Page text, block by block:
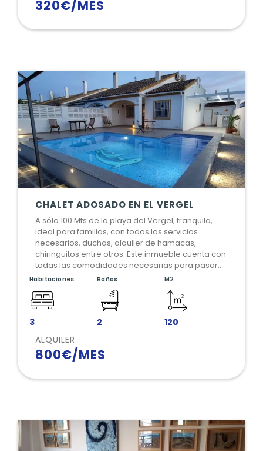
320€/MES
CHALET ADOSADO EN EL VERGEL
A sólo 100 Mts de la playa del Vergel, tranquila,
ideal para familias, con todos los servicios
necesarios, duchas, alquiler de hamacas,
chiringuitos entre otros. Este inmueble cuenta con
todas las comodidades necesarias para pasar
unas vacaciones sin preocupaciones, con piscina
de agua salada, solárium y dos terrazas. Sus 120
M2 de superficie, cuenta con tres habitaciones
dobles, cocina equipada, dos baños completos y
garaje. Dispone de Aire Acondicionado y WI-FI.
supermercados, farmacias, parada del autobús,
cafeterías y restaurantes. Si esto es lo que estás
Habitaciones
3
Baños
2
M2
120
ALQUILER
800€/MES